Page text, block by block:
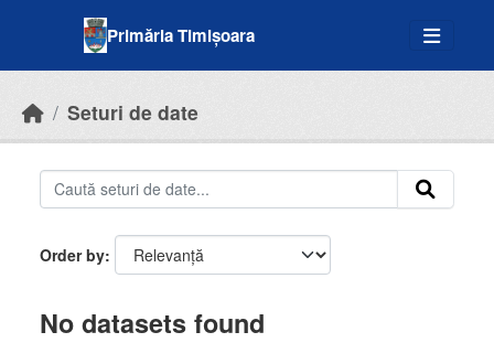
Primăria Timișoara
Seturi de date
Order by
No datasets found